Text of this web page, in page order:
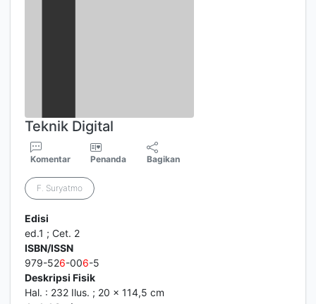
Teknik Digital
Komentar Penanda Bagikan
F. Suryatmo
Edisi
ed.1 ; Cet. 2
ISBN/ISSN
979-526-006-5
Deskripsi Fisik
Hal. : 232 Ilus. ; 20 x 114,5 cm